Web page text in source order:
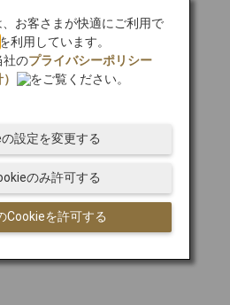
お客さまが快適にご利用で
利用しています。
社のプライバシーポリシー
をご覧ください。
Cookieを許可する
のみ許可する
設定を変更する